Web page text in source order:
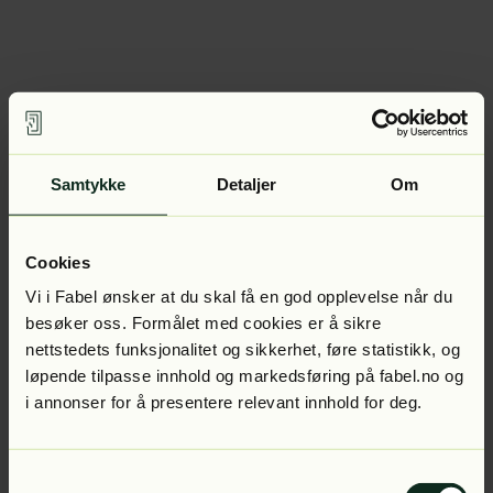
Samtykke Detaljer Om
Cookies
Vi i Fabel ønsker at du skal få en god opplevelse når du
besøker oss. Formålet med cookies er å sikre
nettstedets funksjonalitet og sikkerhet, føre statistikk, og
løpende tilpasse innhold og markedsføring på fabel.no og
i annonser for å presentere relevant innhold for deg.